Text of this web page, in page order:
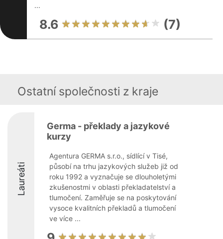
...
8.6 (7)
Ostatní společnosti z kraje
Laureáti
Germa - překlady a jazykové
kurzy
Agentura GERMA s.r.o., sídlící v Tisé,
působí na trhu jazykových služeb již od
roku 1992 a vyznačuje se dlouholetými
zkušenostmi v oblasti překladatelství a
tlumočení. Zaměřuje se na poskytování
vysoce kvalitních překladů a tlumočení
ve více ...